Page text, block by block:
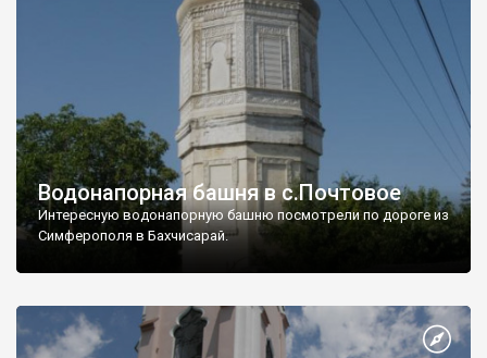
Водонапорная башня в с.Почтовое
Интересную водонапорную башню посмотрели по дороге из
Симферополя в Бахчисарай.